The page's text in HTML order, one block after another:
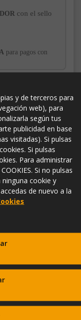
con el sello
para pagos con
.
y patas en color
lacados
ir fijado a la
Mueble de
y de terceros para
web), para
según tus
publicidad en base
visitadas). Si pulsas
Si pulsas
Para administrar
Si no pulsas
cookie y
de nuevo a la